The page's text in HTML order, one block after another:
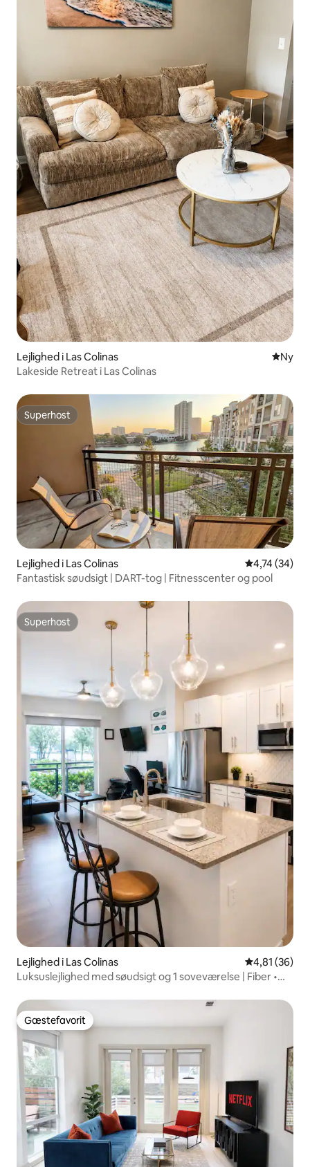
Lejlighed i Las Colinas Nyt
Ny
Lakeside Retreat i Las Colinas
Superhost
Superhost
Lejlighed i Las Colinas 4,74 ud af 5
4,74 (34)
Fantastisk søudsigt | DART-tog | Fitnesscenter og pool
Superhost
Superhost
Lejlighed i Las Colinas 4,81 ud af 5
4,81 (36)
Luksuslejlighed med søudsigt og 1 soveværelse | Fiber •
Gæstefavorit
Gæstefavorit